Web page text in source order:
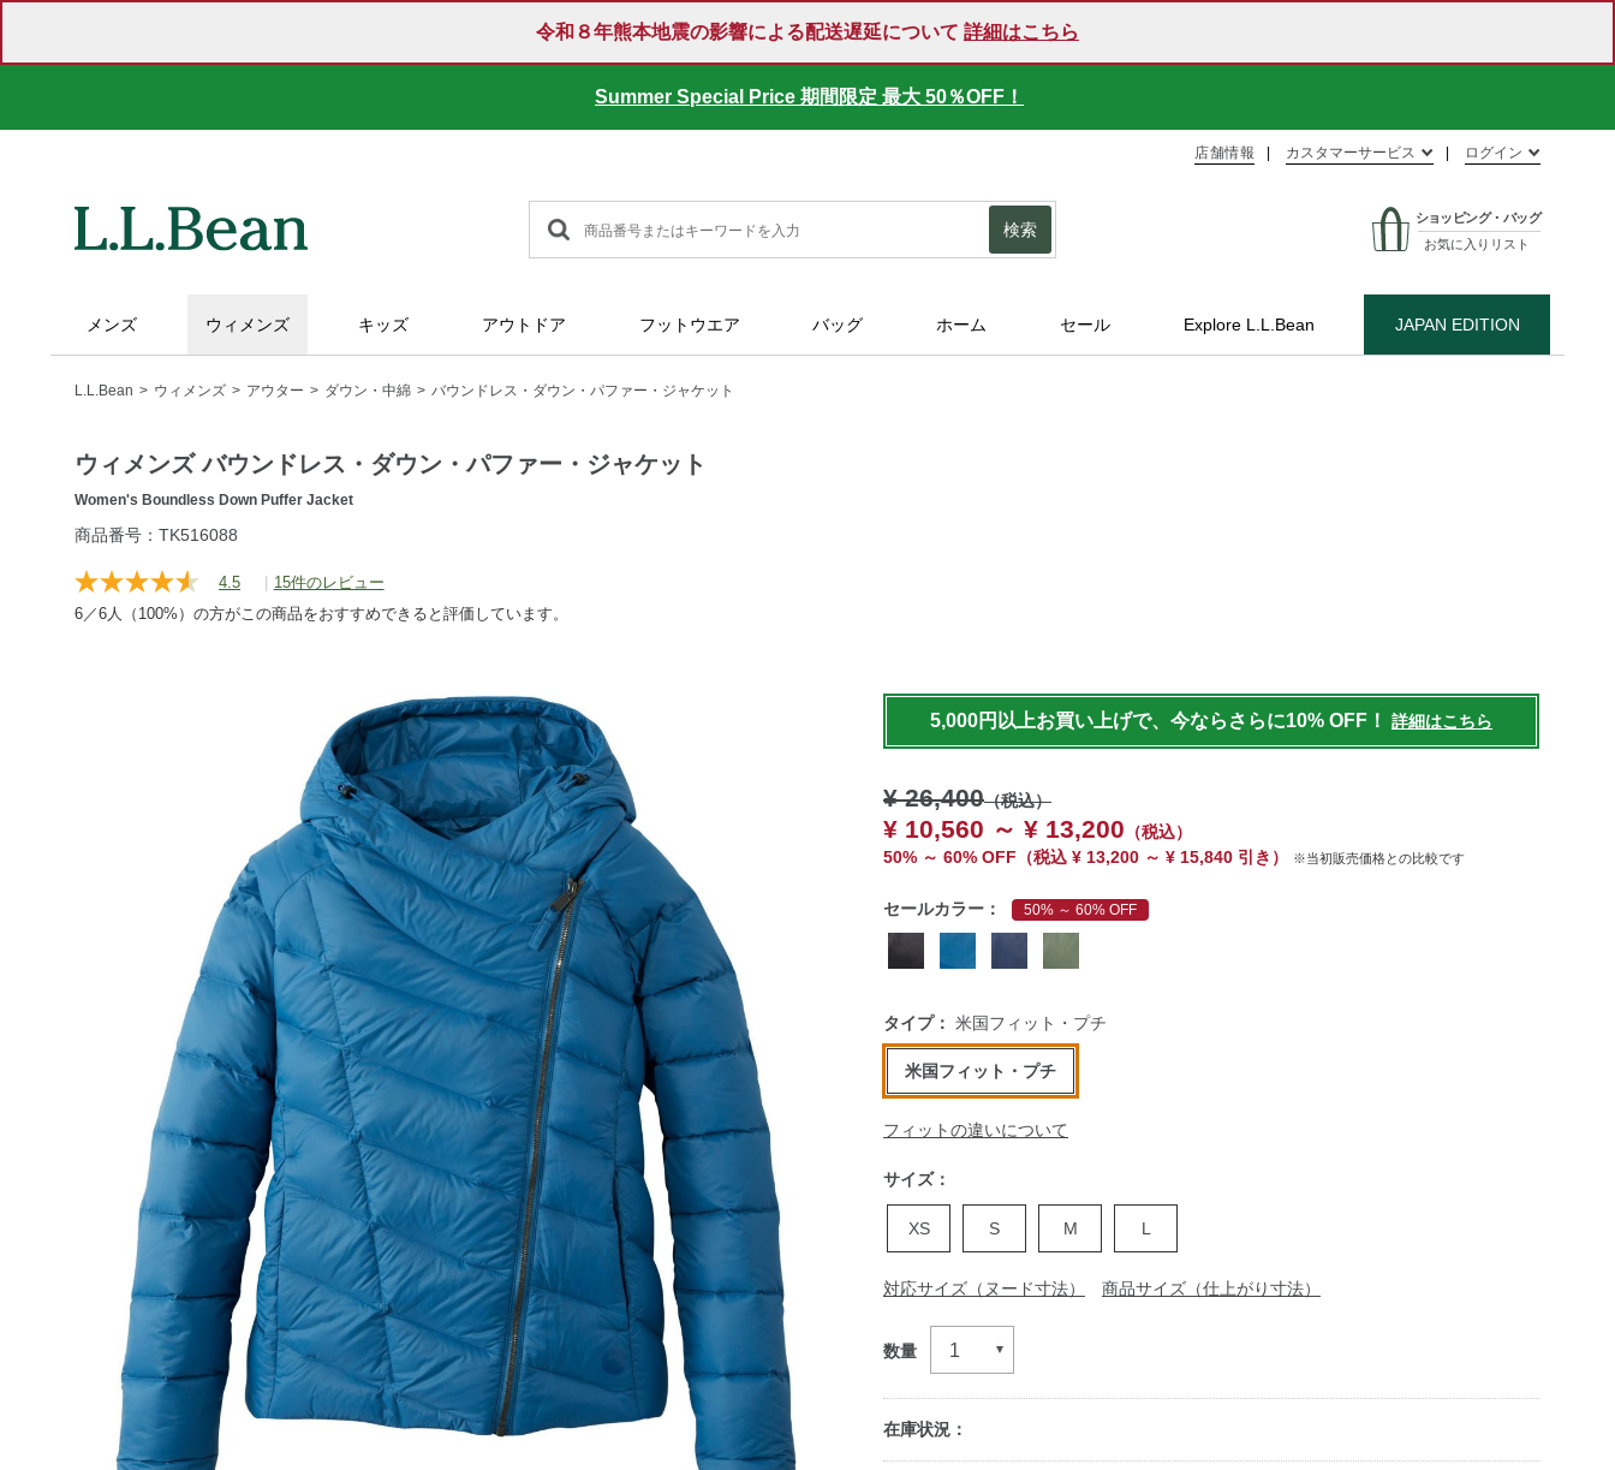
令和８年熊本地震の影響による配送遅延について 詳細はこちら
Summer Special Price 期間限定 最大 50％OFF！
店舗情報 カスタマーサービス ログイン
検索
ショッピング・バッグ
お気に入りリスト
メンズ ウィメンズ キッズ アウトドア フットウエア バッグ ホーム セール Explore L.L.Bean JAPAN EDITION
L.L.Bean ウィメンズ アウター ダウン・中綿 バウンドレス・ダウン・パファー・ジャケット
ウィメンズ バウンドレス・ダウン・パファー・ジャケット
Women's Boundless Down Puffer Jacket
https://www.llbean.co.jp/womens/outer/down/g/P126326.html
商品番号：TK516088
4.5
レ
ビ
リ
ン
ク。
| 15件のレビュー
6／6人（100%）の方がこの商品をおすすめできると評価しています。
5,000円以上お買い上げで、今ならさらに10% OFF！ 詳細はこちら
¥ 26,400（税込）
¥ 10,560 ～ ¥ 13,200 （税込）
50% ～ 60% OFF （税込 ¥ 13,200 ～ ¥ 15,840 引き） ※当初販売価格との比較です
セールカラー： 50% ～ 60% OFF
タイプ： 米国フィット・プチ
米国フィット・プチ
フィットの違いについて
サイズ：
XS S M L
対応サイズ（ヌード寸法） 商品サイズ（仕上がり寸法）
数量
在庫状況：